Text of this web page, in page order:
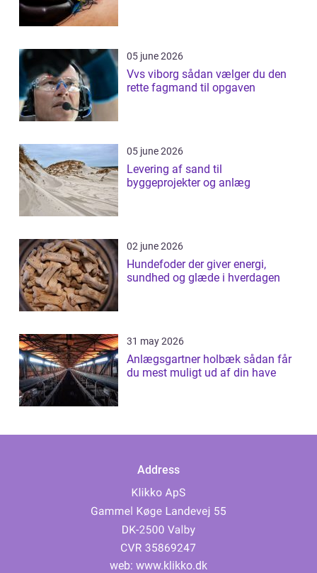
05 june 2026
Vvs viborg sådan vælger du den
rette fagmand til opgaven
05 june 2026
Levering af sand til
byggeprojekter og anlæg
02 june 2026
Hundefoder der giver energi,
sundhed og glæde i hverdagen
31 may 2026
Anlægsgartner holbæk sådan får
du mest muligt ud af din have
Address
web: www.klikko.dk